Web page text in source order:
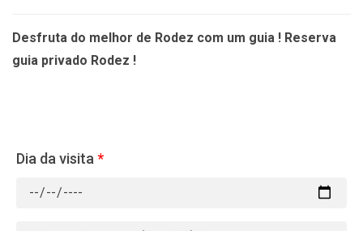
Desfruta do melhor de Rodez com um guia ! Reserva
guia privado Rodez !
Dia da visita *